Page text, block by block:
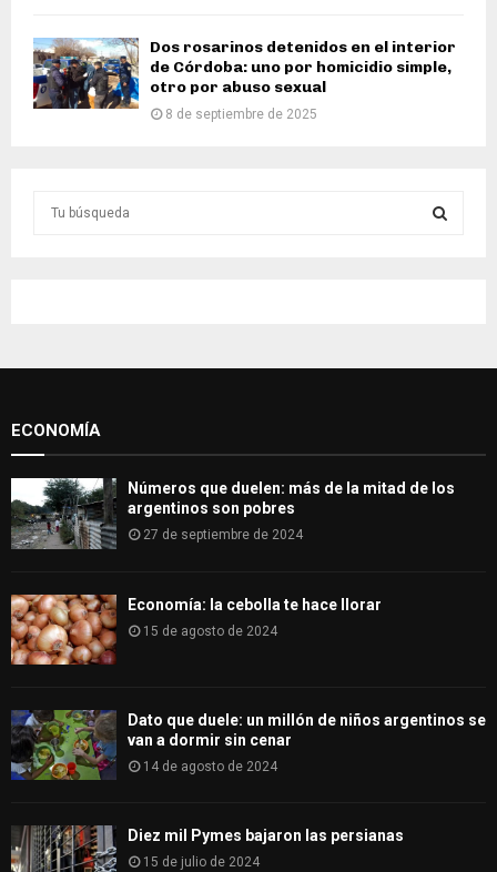
Dos rosarinos detenidos en el interior
de Córdoba: uno por homicidio simple,
otro por abuso sexual
8 de septiembre de 2025
o
H
ECONOMÍA
Números que duelen: más de la mitad de los
argentinos son pobres
27 de septiembre de 2024
Economía: la cebolla te hace llorar
15 de agosto de 2024
Dato que duele: un millón de niños argentinos se
van a dormir sin cenar
14 de agosto de 2024
Diez mil Pymes bajaron las persianas
15 de julio de 2024